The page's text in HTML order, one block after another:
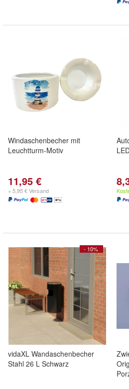
Windaschenbecher mit
Leuchtturm-Motiv
11,95 €
+ 5,95 € Versand
- 10%
vidaXL Wandaschenbecher
Stahl 26 L Schwarz